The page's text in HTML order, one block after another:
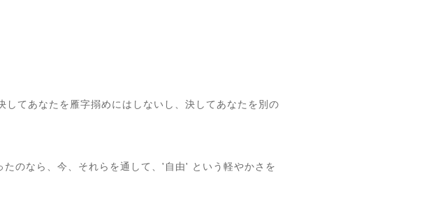
てあなたを雁字搦めにはしないし、決してあなたを別の
のなら、今、それらを通して、'自由' という軽やかさを